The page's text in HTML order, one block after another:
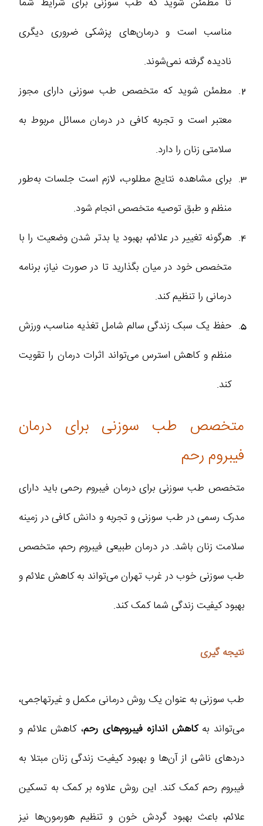
مناسب است و درمان‌های پزشکی ضروری دیگری
نادیده گرفته نمی‌شوند.
مطمئن شوید که متخصص طب سوزنی دارای مجوز
معتبر است و تجربه کافی در درمان مسائل مربوط به
سلامتی زنان را دارد.
برای مشاهده نتایج مطلوب، لازم است جلسات به‌طور
منظم و طبق توصیه متخصص انجام شود.
هرگونه تغییر در علائم، بهبود یا بدتر شدن وضعیت را با
متخصص خود در میان بگذارید تا در صورت نیاز، برنامه
درمانی را تنظیم کند.
حفظ یک سبک زندگی سالم شامل تغذیه مناسب، ورزش
منظم و کاهش استرس می‌تواند اثرات درمان را تقویت
کند.
متخصص طب سوزنی برای درمان
فیبروم رحم
متخصص طب سوزنی برای درمان فیبروم رحمی باید دارای
مدرک رسمی در طب سوزنی و تجربه و دانش کافی در زمینه
سلامت زنان باشد. در درمان طبیعی فیبروم رحم، متخصص
طب سوزنی خوب در غرب تهران می‌تواند به کاهش علائم و
بهبود کیفیت زندگی شما کمک کند.
نتیجه گیری
طب سوزنی به عنوان یک روش درمانی مکمل و غیرتهاجمی،
می‌تواند بهکاهش اندازه فیبروم‌های رحم، کاهش علائم و
دردهای ناشی از آن‌ها و بهبود کیفیت زندگی زنان مبتلا به
فیبروم رحم کمک کند. این روش علاوه بر کمک به تسکین
علائم، باعث بهبود گردش خون و تنظیم هورمون‌ها نیز